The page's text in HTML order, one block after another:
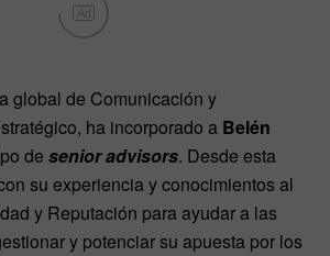
Ad
global de Comunicación y
ha incorporado a Belén
de senior advisors. Desde esta
su experiencia y conocimientos al
y Reputación para ayudar a las
y potenciar su apuesta por los